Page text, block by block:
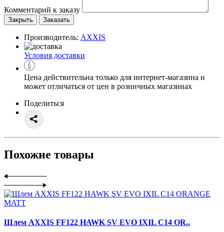
Комментарий к заказу
Закрыть Заказать
Производитель: AXXIS
Условия доставки
Цена действительна только для интернет-магазина и
может отличаться от цен в розничных магазинах
Поделиться
Похожие товары
Шлем AXXIS FF122 HAWK SV EVO IXIL C14 OR..